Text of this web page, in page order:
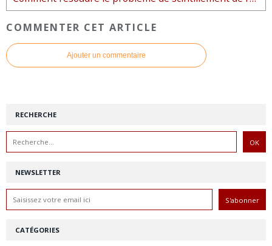
COMMENTER CET ARTICLE
Ajouter un commentaire
NEWSLETTER
RECHERCHE
CATÉGORIES